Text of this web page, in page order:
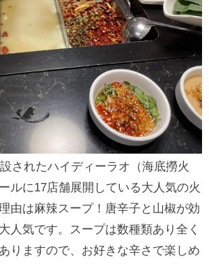
されたハイディーラオ（海底撈火
ルに17店舗展開している大人気の火
由は麻辣スープ！唐辛子と山椒が効
人気です。スープは数種類あり全く
りますので、お好きな辛さで楽しめ